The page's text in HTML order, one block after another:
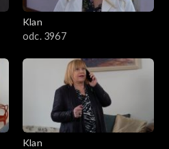
Klan
odc. 3967
Klan